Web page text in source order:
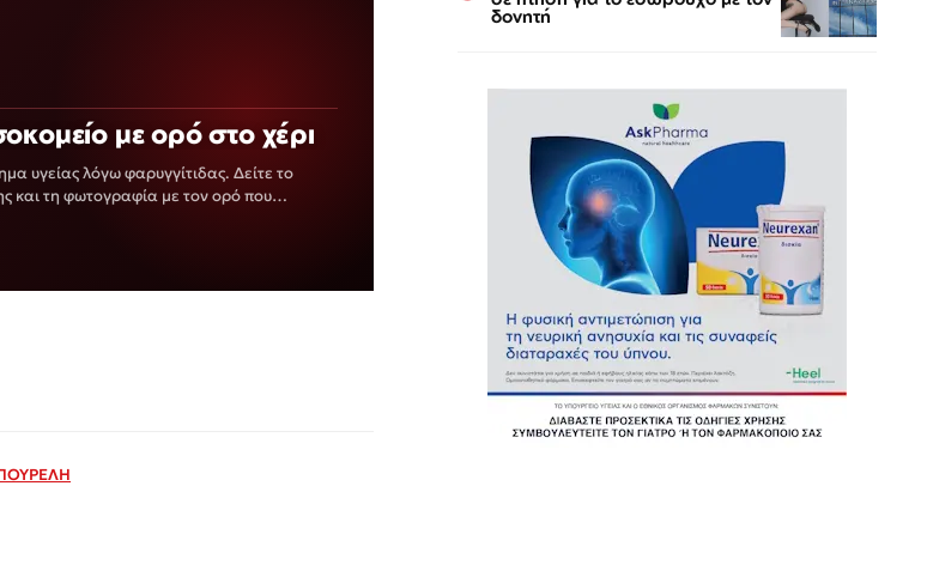
με ορό στο χέρι
υγείας λόγω φαρυγγίτιδας. Δείτε το
και τη φωτογραφία με τον ορό που
δονητή